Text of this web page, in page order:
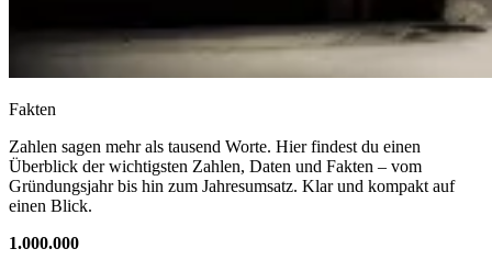
Fakten
Zahlen sagen mehr als tausend Worte. Hier findest du einen
Überblick der wichtigsten Zahlen, Daten und Fakten – vom
Gründungsjahr bis hin zum Jahresumsatz. Klar und kompakt auf
einen Blick.
1.000.000